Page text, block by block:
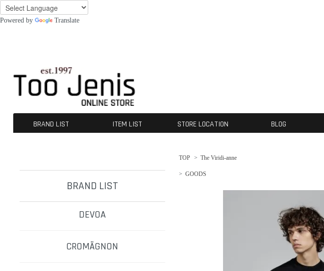
Powered by Translate
BRAND LIST
ITEM LIST
STORE LOCATION BLOG
TOP > The Viridi-anne
> GOODS
BRAND LIST
DEVOA
CROMÄGNON